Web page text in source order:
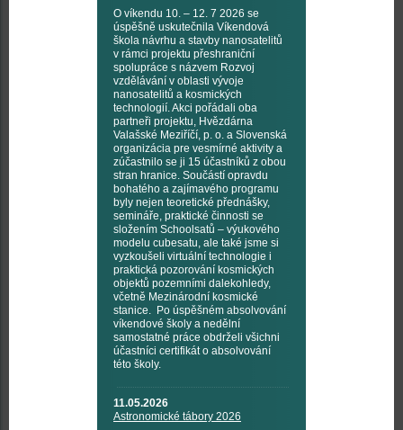
O víkendu 10. – 12. 7 2026 se
úspěšně uskutečnila Víkendová
škola návrhu a stavby nanosatelitů
v rámci projektu přeshraniční
spolupráce s názvem Rozvoj
vzdělávání v oblasti vývoje
nanosatelitů a kosmických
technologií. Akci pořádali oba
partneři projektu, Hvězdárna
Valašské Meziříčí, p. o. a Slovenská
organizácia pre vesmírné aktivity a
zúčastnilo se ji 15 účastníků z obou
stran hranice. Součástí opravdu
bohatého a zajímavého programu
byly nejen teoretické přednášky,
semináře, praktické činnosti se
složením Schoolsatů – výukového
modelu cubesatu, ale také jsme si
vyzkoušeli virtuální technologie i
praktická pozorování kosmických
objektů pozemními dalekohledy,
včetně Mezinárodní kosmické
stanice. Po úspěšném absolvování
víkendové školy a nedělní
samostatné práce obdrželi všichni
účastníci certifikát o absolvování
této školy.
11.05.2026
Astronomické tábory 2026